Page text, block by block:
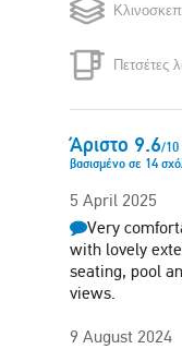
Φούρνος
Σίδερο
Πετσέτες
Άριστο 9.6/10
βασισμένο σε 14
5 April 2025
Very
with lovely
seating, pool
views.
9 August 2024